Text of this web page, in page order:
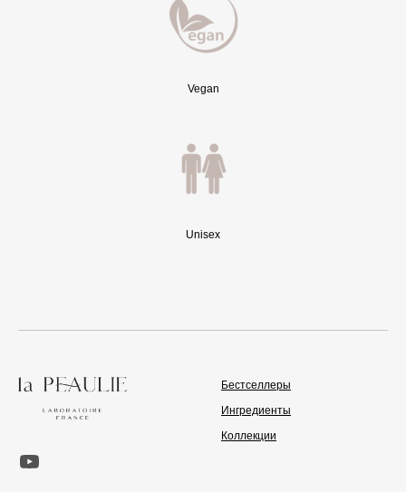
Vegan
Unisex
Бестселлеры
Ингредиенты
Коллекции